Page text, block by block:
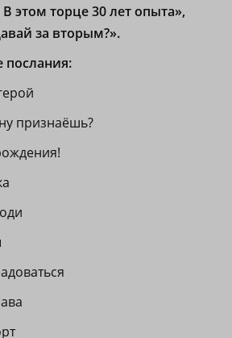
этом торце 30 лет опыта»,
за вторым?».
признаёшь?